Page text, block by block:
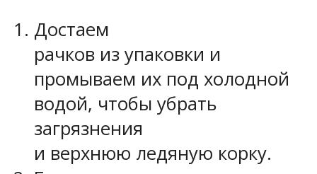
Достаем
рачков из упаковки и
промываем их под холодной
водой, чтобы убрать
загрязнения
и верхнюю ледяную корку.